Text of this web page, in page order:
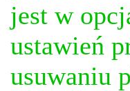
jest w
ustawień
usuwaniu